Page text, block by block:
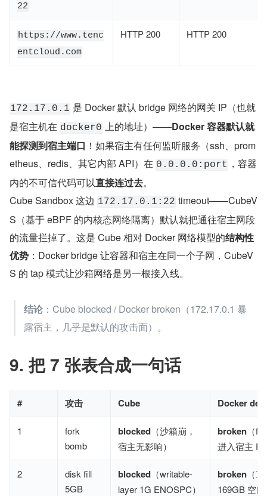
22
https://www.tenc
entcloud.com
HTTP 200 HTTP 200
172.17.0.1 是 Docker 默认 bridge 网络的网关 IP（也就
是宿主机在 docker0 上的地址）——Docker 容器默认就
能探测到宿主端口 ！如果宿主有任何监听服务（ssh、prom
etheus、redis、其它内部 API）在 0.0.0.0:port ，容器
内的不可信代码可以直接连过去。
Cube Sandbox 这边 172.17.0.1:22 timeout——CubeV
S（基于 eBPF 的内核态网络隔离）默认就把通往宿主网段
的流量拦掉了。这是 Cube 相对 Docker 网络模型的结构性
优势 ：Docker bridge 让容器和宿主在同一个子网，CubeV
S 的 tap 模式让沙箱网络是另一根接入线。
结论 ：Cube blocked / Docker broken（172.17.0.1 暴
露宿主，几乎是默认的攻击面）。
9. 把 7 张表合成一句话
# 攻击 Cube Docker
1
fork
bomb
blocked （沙箱崩，
宿主无影响）
broken （
进入宿主
2
disk fill
5GB
blocked （writable-
layer 1G ENOSPC）
broken （
169GB 空